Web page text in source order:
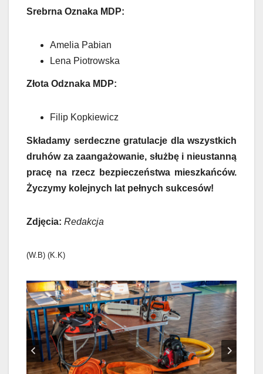
Srebrna Oznaka MDP:
Amelia Pabian
Lena Piotrowska
Złota Odznaka MDP:
Filip Kopkiewicz
Składamy serdeczne gratulacje dla wszystkich
druhów za zaangażowanie, służbę i nieustanną
pracę na rzecz bezpieczeństwa mieszkańców.
Życzymy kolejnych lat pełnych sukcesów!
Zdjęcia: Redakcja
(W.B) (K.K)